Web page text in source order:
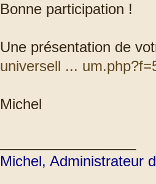
Bonne participation !
Une présentation de
universell ...
Michel
Michel, Administrateur